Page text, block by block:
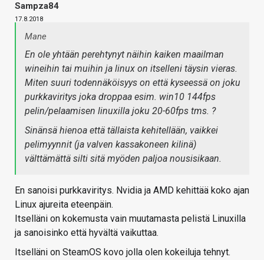
Sampza84
17.8.2018
Mane
En ole yhtään perehtynyt näihin kaiken maailman
wineihin tai muihin ja linux on itselleni täysin vieras.
Miten suuri todennäköisyys on että kyseessä on joku
purkkaviritys joka droppaa esim. win10 144fps
pelin/pelaamisen linuxilla joku 20-60fps tms. ?
Sinänsä hienoa että tällaista kehitellään, vaikkei
pelimyynnit (ja valven kassakoneen kilinä)
välttämättä silti sitä myöden paljoa nousisikaan.
En sanoisi purkkaviritys. Nvidia ja AMD kehittää koko ajan
Linux ajureita eteenpäin.
Itselläni on kokemusta vain muutamasta pelistä Linuxilla
ja sanoisinko että hyvältä vaikuttaa.
Itselläni on SteamOS kovo jolla olen kokeiluja tehnyt.